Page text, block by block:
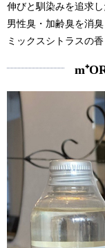
伸びと馴染みを追求
男性臭・加齢臭を消臭
ミックスシトラスの香